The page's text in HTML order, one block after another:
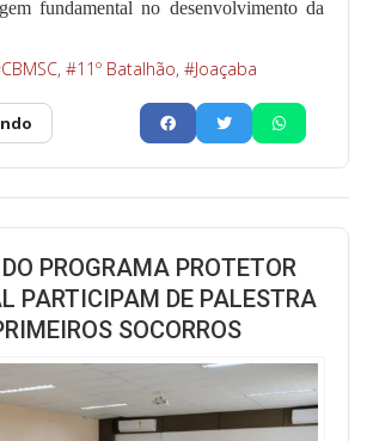
fundamental no desenvolvimento da
CBMSC 11º Batalhão Joaçaba
PROGRAMA PROTETOR
PARTICIPAM DE PALESTRA
SOCORROS